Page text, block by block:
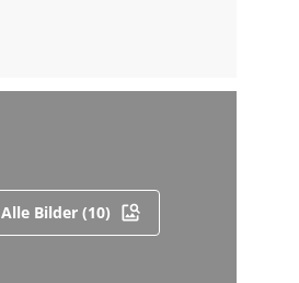
Alle Bilder (10)